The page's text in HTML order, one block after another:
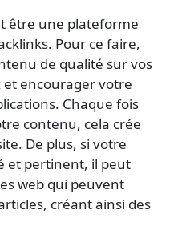
être une plateforme
Pour ce faire,
de qualité sur vos
et encourager votre
Chaque fois
contenu, cela crée
De plus, si votre
et pertinent, il peut
web qui peuvent
créant ainsi des